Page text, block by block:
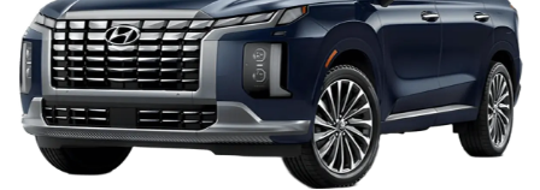
ПРИМЕНЕНИЕ В РФ
ИСПОЛЬЗОВАНИЕ ПЛОХОГО
ТОПЛИВА И ПЕРЕДВИЖЕНИЕ ПО
НЕКАЧЕСТВЕННЫМ ДОРОГАМ
МОГУТ ПРИВЕСТИ К ДОРОГОМУ